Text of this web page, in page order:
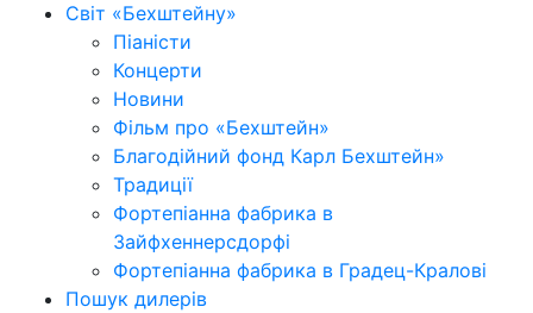
Світ «Бехштейну»
Піаністи
Концерти
Новини
Фільм про «Бехштейн»
Благодійний фонд Карл Бехштейн»
Традиції
Фортепіанна фабрика в
Зайфхеннерсдорфi
Фортепіанна фабрика в Градец-Краловi
Пошук дилерів